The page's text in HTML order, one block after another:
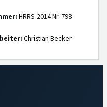
HRRS 2014 Nr. 798
Christian Becker